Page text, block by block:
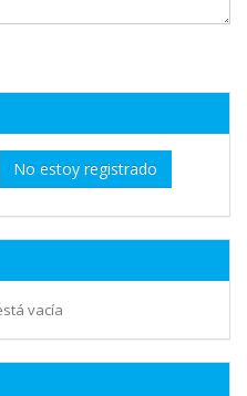
No estoy registrado
vacía